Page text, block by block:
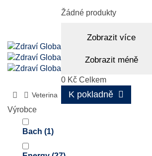
Košík
(prázdný)
Žádné produkty
Zobrazit více
Zobrazit méně
0 Kč Celkem
K pokladně
Veterina
Výrobce
Bach (1)